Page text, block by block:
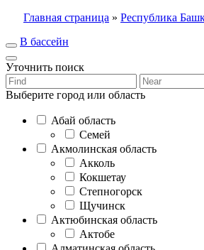
Главная страница » Республика
В бассейн
Уточнить поиск
Выберите город или область
Абай область
Семей
Акмолинская область
Акколь
Кокшетау
Степногорск
Щучинск
Актюбинская область
Актобе